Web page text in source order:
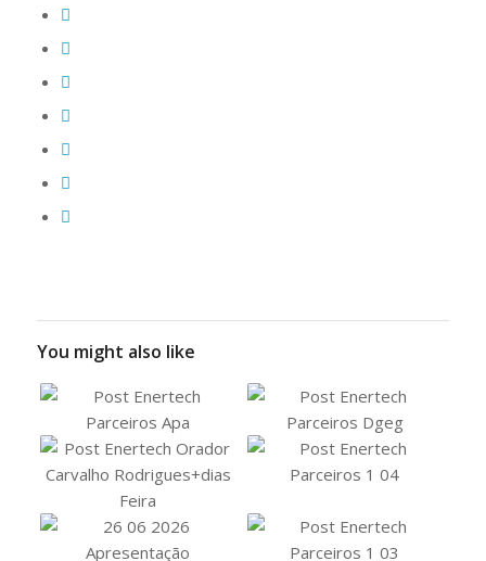
You might also like